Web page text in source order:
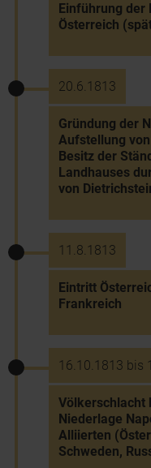
Einführung der
Österreich
20.6.1813
Gründung der
Aufstellung
Besitz der
Landhauses
von
11.8.1813
Eintritt
Frankreich
16.10.1813 bis
Völkerschlacht
Niederlage
Alliierten
Schweden,